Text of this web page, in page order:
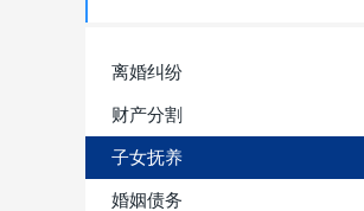
离婚纠纷
财产分割
子女抚养
婚姻债务